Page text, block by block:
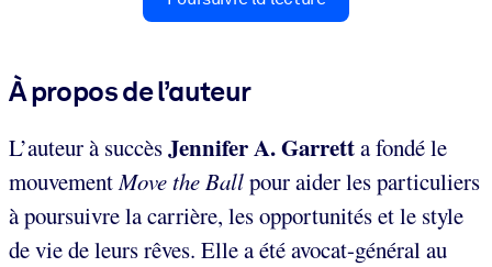
À propos de l’auteur
L’auteur à succèsJennifer A. Garretta fondé le
mouvementMove the Ballpour aider les particuliers
à poursuivre la carrière, les opportunités et le style
de vie de leurs rêves. Elle a été avocat-général au